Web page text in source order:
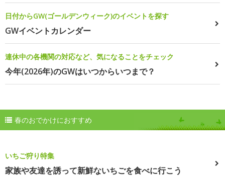
日付からGW(ゴールデンウィーク)のイベントを探す
GWイベントカレンダー
連休中の各機関の対応など、気になることをチェック
今年(2026年)のGWはいつからいつまで？
春のおでかけにおすすめ
いちご狩り特集
家族や友達を誘って新鮮ないちごを食べに行こう